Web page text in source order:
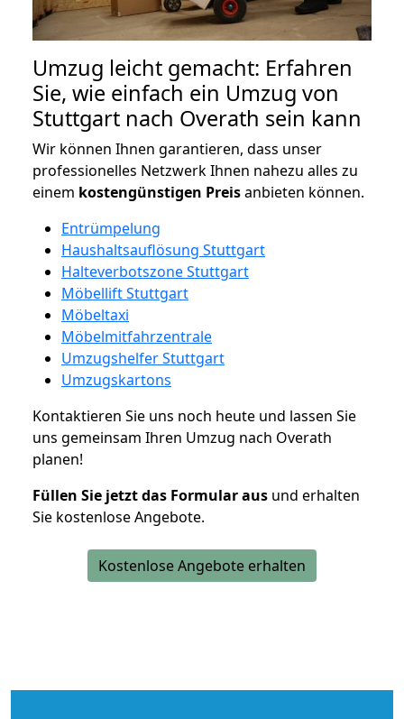
Umzug leicht gemacht: Erfahren
Sie, wie einfach ein Umzug von
Stuttgart nach Overath sein kann
Wir können Ihnen garantieren, dass unser
professionelles Netzwerk Ihnen nahezu alles zu
einem kostengünstigen Preisanbieten können.
Entrümpelung
Haushaltsauflösung Stuttgart
Halteverbotszone Stuttgart
Möbellift Stuttgart
Möbeltaxi
Möbelmitfahrzentrale
Umzugshelfer Stuttgart
Umzugskartons
Kontaktieren Sie uns noch heute und lassen Sie
uns gemeinsam Ihren Umzug nach Overath
planen!
Füllen Sie jetzt das Formular aus und erhalten
Sie kostenlose Angebote.
Kostenlose Angebote erhalten